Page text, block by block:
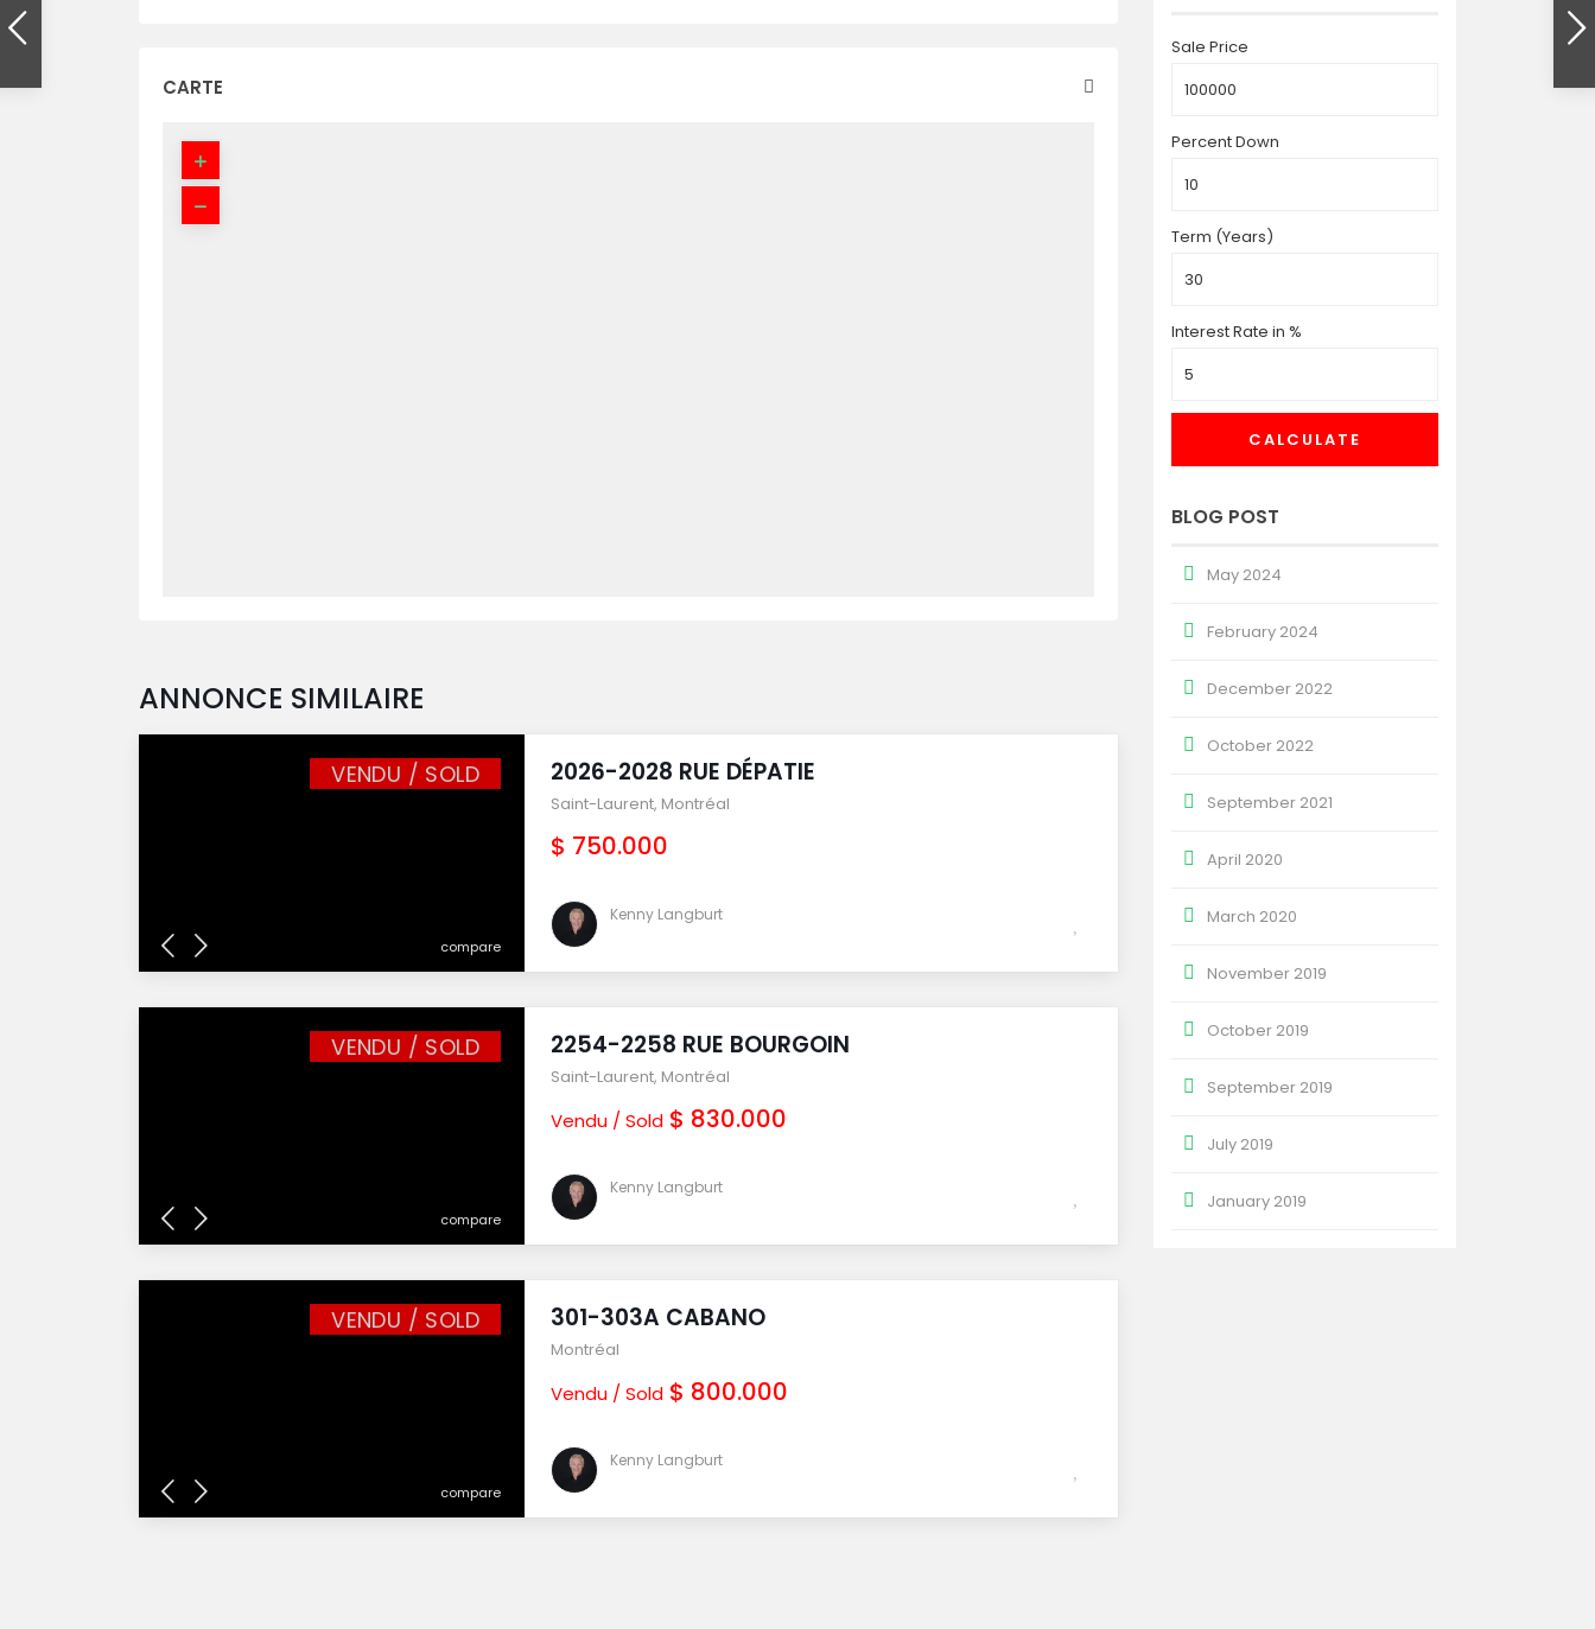
CARTE
ANNONCE SIMILAIRE
compare
VENDU / SOLD 2026-2028 RUE DÉPATIE
Saint-Laurent, Montréal
$ 750.000
Kenny Langburt
compare
VENDU / SOLD 2254-2258 RUE BOURGOIN
Saint-Laurent, Montréal
Vendu / Sold $ 830.000
Kenny Langburt
compare
VENDU / SOLD 301-303A CABANO
Montréal
Vendu / Sold $ 800.000
Kenny Langburt
Sale Price
Percent Down
Term (Years)
Interest Rate in %
CALCULATE
BLOG POST
May 2024
February 2024
December 2022
October 2022
September 2021
April 2020
March 2020
November 2019
October 2019
September 2019
July 2019
January 2019